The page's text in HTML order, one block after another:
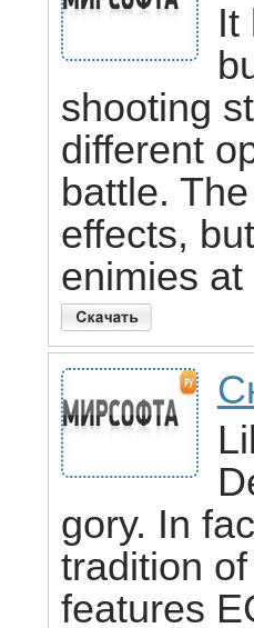
It
shooting
different
battle.
effects,
enimies at
gory. In
tradition
features